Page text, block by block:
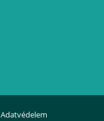
Adatvédelem